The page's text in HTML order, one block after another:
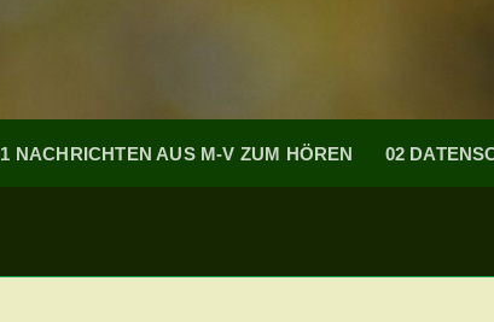
NACHRICHTEN AUS M-V ZUM HÖREN 02